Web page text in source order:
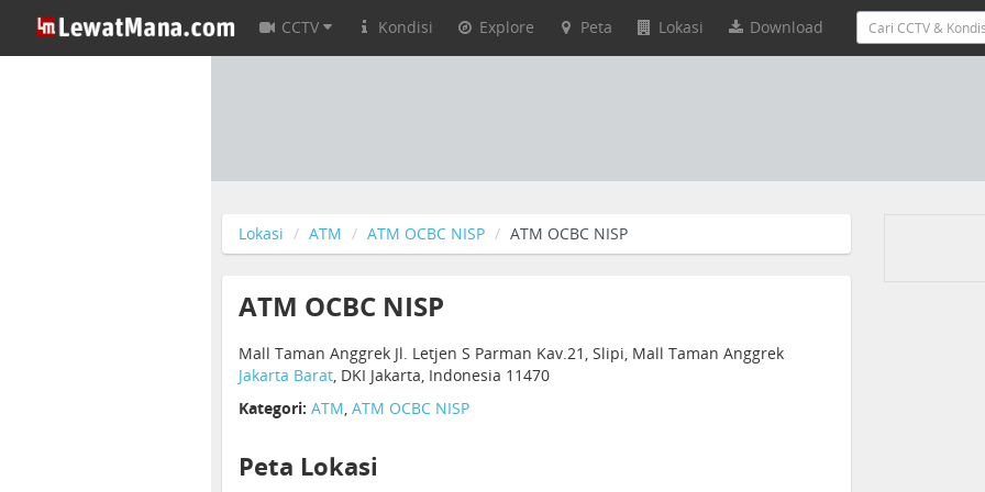
CCTV Kondisi Explore Peta Lokasi Download
Lokasi ATM ATM OCBC NISP ATM OCBC NISP
ATM OCBC NISP
Mall Taman Anggrek Jl. Letjen S Parman Kav.21, Slipi, Mall Taman Anggrek
Jakarta Barat, DKI Jakarta, Indonesia 11470
Kategori: ATM, ATM OCBC NISP
Peta Lokasi